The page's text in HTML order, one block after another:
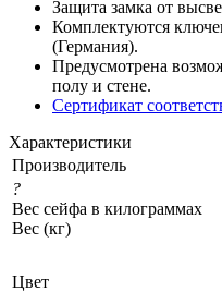
Защита замка от
Комплектуются
(Германия).
Предусмотрена
полу и стене.
Сертификат
Характеристики
Производитель
?
Вес сейфа в килограммах
Вес (кг)
Цвет